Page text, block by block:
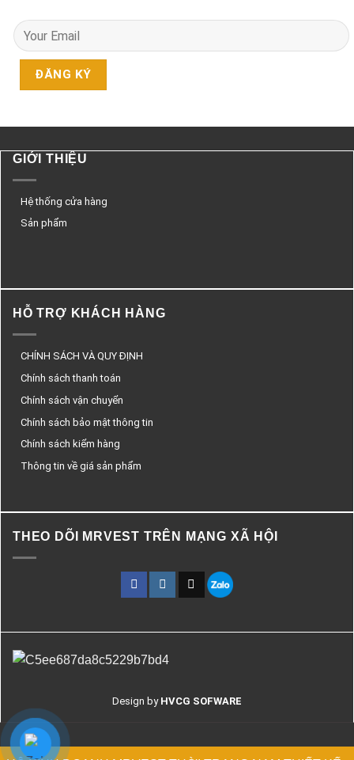
GIỚI THIỆU
Hệ thống cửa hàng
Sản phẩm
HỖ TRỢ KHÁCH HÀNG
CHÍNH SÁCH VÀ QUY ĐỊNH
Chính sách thanh toán
Chính sách vận chuyển
Chính sách bảo mật thông tin
Chính sách kiểm hàng
Thông tin về giá sản phẩm
THEO DÕI MRVEST TRÊN MẠNG XÃ HỘI
Design by HVCG SOFWARE